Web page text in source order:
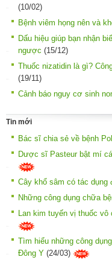
(10/02)
Bệnh viêm họng nên và
Dấu hiệu giúp bạn nhận
ngược (15/12)
Thuốc nizatidin là gì?
(19/11)
Cảnh báo nguy cơ sinh
Tin mới
Bác sĩ chia sẻ về bệnh
Dược sĩ Pasteur bật mí
Cây khổ sâm có tác dụng
Những công dụng chữa
Lan kim tuyến vị thuốc vô
Tìm hiểu những công
Đông Y (24/03)